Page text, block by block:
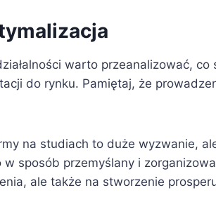
warto przeanalizować, co
do rynku. Pamiętaj, że
na studiach to duże wyzwanie,
sposób przemyślany i
ale także na stworzenie